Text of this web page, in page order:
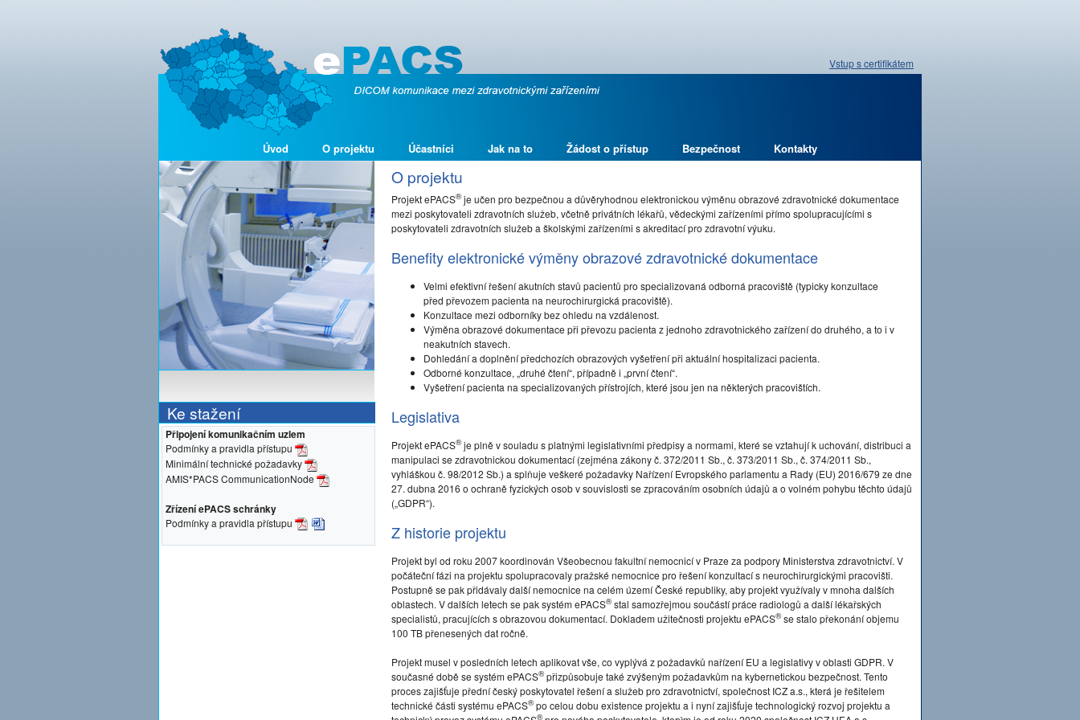
Vstup s certifikátem
Úvod O projektu Účastníci Jak na to Žádost o přístup Bezpečnost Kontakty
Ke stažení
Připojení komunikačním uzlem
Podmínky a pravidla přístupu
Minimální technické požadavky
AMIS*PACS CommunicationNode
Zřízení ePACS schránky
Podmínky a pravidla přístupu
O projektu
Projekt ePACS®je učen pro bezpečnou a důvěryhodnou elektronickou výměnu obrazové zdravotnické dokumentace
mezi poskytovateli zdravotních služeb, včetně privátních lékařů, vědeckými zařízeními přímo spolupracujícími s
poskytovateli zdravotních služeb a školskými zařízeními s akreditací pro zdravotní výuku.
Benefity elektronické výměny obrazové zdravotnické dokumentace
Velmi efektivní řešení akutních stavů pacientů pro specializovaná odborná pracoviště (typicky konzultace
před převozem pacienta na neurochirurgická pracoviště).
Konzultace mezi odborníky bez ohledu na vzdálenost.
Výměna obrazové dokumentace při převozu pacienta z jednoho zdravotnického zařízení do druhého, a to i v
neakutních stavech.
Dohledání a doplnění předchozích obrazových vyšetření při aktuální hospitalizaci pacienta.
Odborné konzultace, „druhé čtení“, případně i „první čtení“.
Vyšetření pacienta na specializovaných přístrojích, které jsou jen na některých pracovištích.
Legislativa
Projekt ePACS®je plně v souladu s platnými legislativními předpisy a normami, které se vztahují k uchování, distribuci a
manipulaci se zdravotnickou dokumentací (zejména zákony č. 372/2011 Sb., č. 373/2011 Sb., č. 374/2011 Sb.,
vyhláškou č. 98/2012 Sb.) a splňuje veškeré požadavky Nařízení Evropského parlamentu a Rady (EU) 2016/679 ze dne
27. dubna 2016 o ochraně fyzických osob v souvislosti se zpracováním osobních údajů a o volném pohybu těchto údajů
(„GDPR“).
Z historie projektu
Projekt byl od roku 2007 koordinován Všeobecnou fakultní nemocnicí v Praze za podpory Ministerstva zdravotnictví. V
počáteční fázi na projektu spolupracovaly pražské nemocnice pro řešení konzultací s neurochirurgickými pracovišti.
Postupně se pak přidávaly další nemocnice na celém území České republiky, aby projekt využívaly v mnoha dalších
oblastech. V dalších letech se pak systém ePACS®stal samozřejmou součástí práce radiologů a další lékařských
specialistů, pracujících s obrazovou dokumentací. Dokladem užitečnosti projektu ePACS®se stalo překonání objemu
100 TB přenesených dat ročně.
Projekt musel v posledních letech aplikovat vše, co vyplývá z požadavků nařízení EU a legislativy v oblasti GDPR. V
současné době se systém ePACS®přizpůsobuje také zvýšeným požadavkům na kybernetickou bezpečnost. Tento
proces zajišťuje přední český poskytovatel řešení a služeb pro zdravotnictví, společnost ICZ a.s., která je řešitelem
technické části systému ePACS®po celou dobu existence projektu a i nyní zajišťuje technologický rozvoj projektu a
®